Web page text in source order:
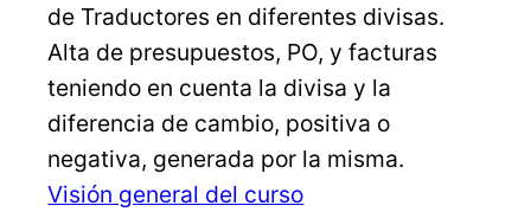
de Traductores en diferentes divisas.
Alta de presupuestos, PO, y facturas
teniendo en cuenta la divisa y la
diferencia de cambio, positiva o
negativa, generada por la misma.
Visión general del curso